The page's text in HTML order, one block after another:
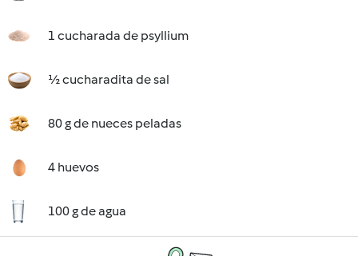
1 cucharada de psyllium
½ cucharadita de sal
80 g de nueces peladas
4 huevos
100 g de agua